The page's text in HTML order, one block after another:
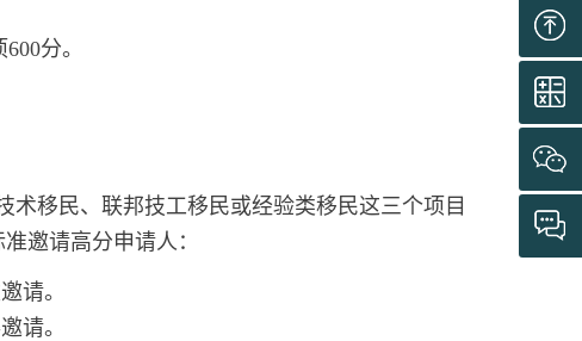
分。
术移民、联邦技工移民或经验类移民这三个项目
邀请高分申请人：
请。
请。